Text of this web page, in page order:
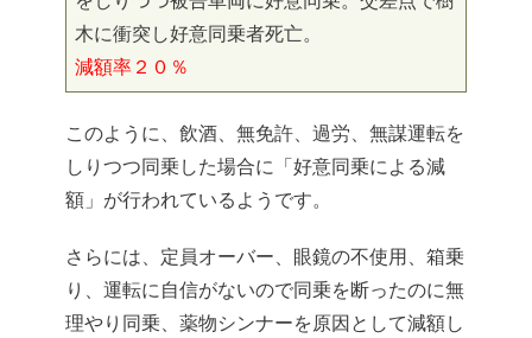
木に衝突し好意同乗者死亡。
減額率２０％
このように、飲酒、無免許、過労、無謀運転を
しりつつ同乗した場合に「好意同乗による減
額」が行われているようです。
さらには、定員オーバー、眼鏡の不使用、箱乗
り、運転に自信がないので同乗を断ったのに無
理やり同乗、薬物シンナーを原因として減額し